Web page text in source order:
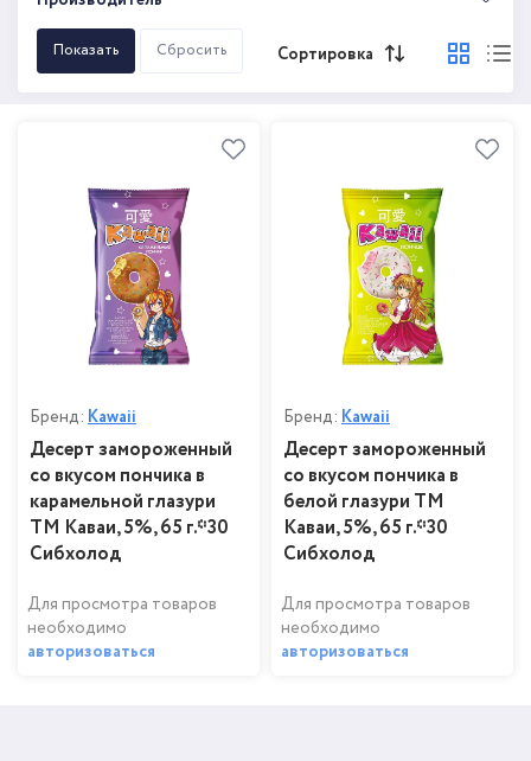
Сортировка
Бренд: Kawaii
Десерт замороженный
со вкусом пончика в
карамельной глазури
ТМ Каваи, 5%, 65 г.*30
Сибхолод
Для просмотра товаров
необходимо
авторизоваться
Бренд: Kawaii
Десерт замороженный
со вкусом пончика в
белой глазури ТМ
Каваи, 5%, 65 г.*30
Сибхолод
Для просмотра товаров
необходимо
авторизоваться